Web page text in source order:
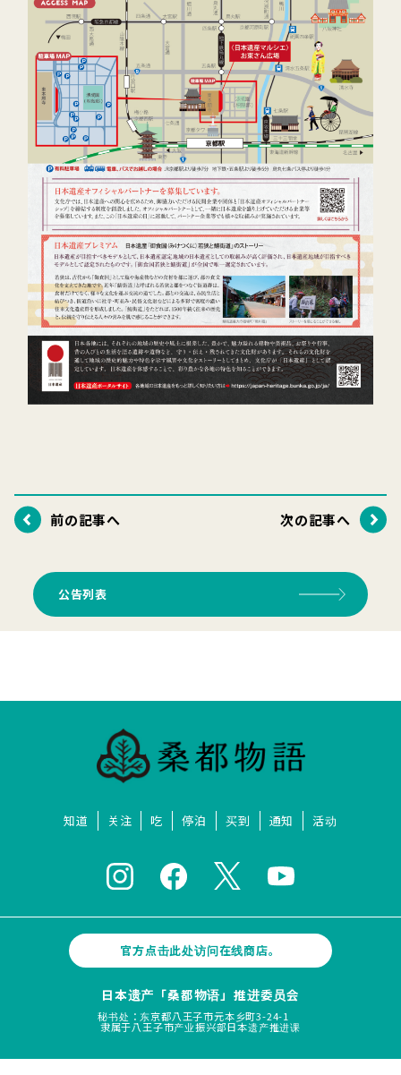
前の記事へ 次の記事へ
公告列表
知道 关注 吃 停泊 买到 通知 活动
官方点击此处访问在线商店。
日本遗产「桑都物语」推进委员会
秘书处：东京都八王子市元本乡町3-24-1
隶属于八王子市产业振兴部日本遗产推进课